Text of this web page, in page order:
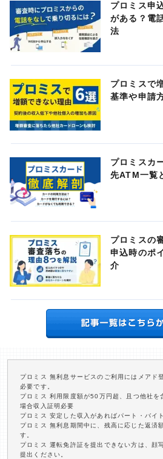
プロミス申
がある？電
法
プロミスで
基準や申請
プロミスカ
先ATM一覧
プロミスの
申込時のポ
介
プロミス 無利息サービスのご利用にはメアド
必要です。
プロミス 利用限度額が50万円超、且つ他社
場合収入証明必要
プロミス 安定した収入があればパート・バイ
プロミス 無利息期間中に、残高に応じた返済
す。
プロミス 運転免許証を提出できない方は、顔
提出ください。